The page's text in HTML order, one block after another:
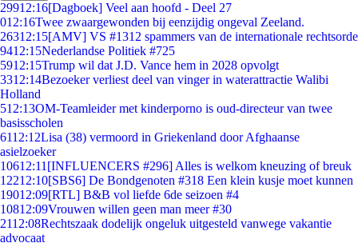
29912:16[Dagboek] Veel aan hoofd - Deel 27
012:16Twee zwaargewonden bij eenzijdig ongeval Zeeland.
26312:15[AMV] VS #1312 spammers van de internationale rechtsorde
9412:15Nederlandse Politiek #725
5912:15Trump wil dat J.D. Vance hem in 2028 opvolgt
3312:14Bezoeker verliest deel van vinger in waterattractie Walibi
Holland
512:13OM-Teamleider met kinderporno is oud-directeur van twee
basisscholen
6112:12Lisa (38) vermoord in Griekenland door Afghaanse
asielzoeker
10612:11 [INFLUENCERS #296] Alles is welkom kneuzing of breuk
12212:10[SBS6] De Bondgenoten #318 Een klein kusje moet kunnen
19012:09[RTL] B&B vol liefde 6de seizoen #4
10812:09Vrouwen willen geen man meer #30
2112:08Rechtszaak dodelijk ongeluk uitgesteld vanwege vakantie
advocaat